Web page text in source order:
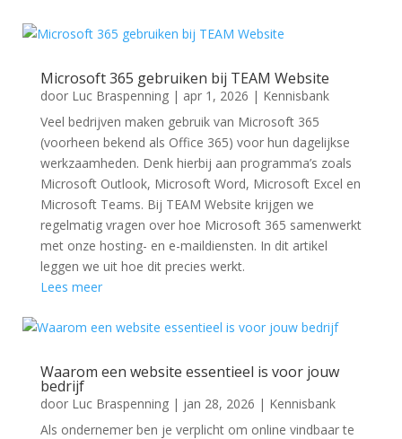
Microsoft 365 gebruiken bij TEAM Website
door Luc Braspenning| apr 1, 2026 | Kennisbank
Veel bedrijven maken gebruik van Microsoft 365
(voorheen bekend als Office 365) voor hun dagelijkse
werkzaamheden. Denk hierbij aan programma’s zoals
Microsoft Outlook, Microsoft Word, Microsoft Excel en
Microsoft Teams. Bij TEAM Website krijgen we
regelmatig vragen over hoe Microsoft 365 samenwerkt
met onze hosting- en e-maildiensten. In dit artikel
leggen we uit hoe dit precies werkt.
Lees meer
Waarom een website essentieel is voor jouw
bedrijf
door Luc Braspenning| jan 28, 2026 | Kennisbank
Als ondernemer ben je verplicht om online vindbaar te